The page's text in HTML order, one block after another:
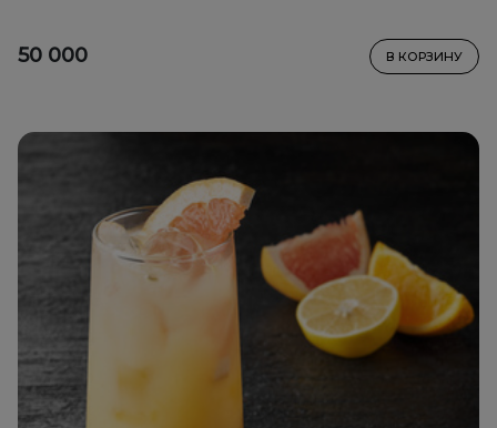
50 000 В КОРЗИНУ